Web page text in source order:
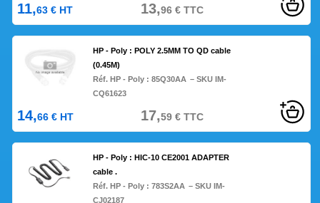
11,63 € HT 13,96€TTC
HP - Poly : POLY 2.5MM TO QD cable
(0.45M)
Réf. HP - Poly :85Q30AA – SKU IM-
CQ61623
14,66 € HT 17,59€TTC
HP - Poly : HIC-10 CE2001 ADAPTER
cable .
Réf. HP - Poly :783S2AA – SKU IM-
CJ02187